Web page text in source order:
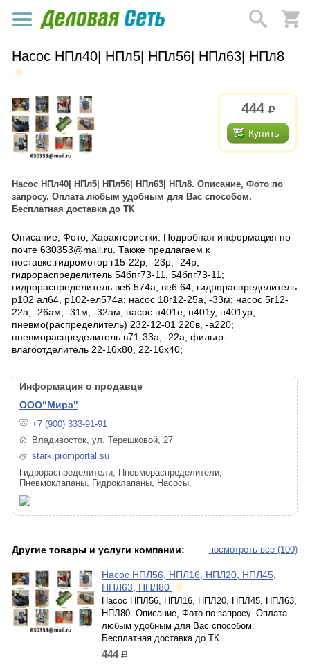
Насос НПл40| НПл5| НПл56| НПл63| НПл8
444 р.
Купить
Насос НПл40| НПл5| НПл56| НПл63| НПл8. Описание, Фото по
запросу. Оплата любым удобным для Вас способом.
Бесплатная доставка до ТК
Описание, Фото, Характеристки: Подробная информация по
почте 630353@mail.ru. Также предлагаем к
поставке:гидромотор г15-22р, -23р, -24р;
гидрораспределитель 54бпг73-11, 54бпг73-11;
гидрораспределитель ве6.574а, ве6.64; гидрораспределитель
р102 ал64, р102-ел574а; насос 18г12-25а, -33м; насос 5г12-
22а, -26ам, -31м, -32ам; насос н401е, н401у, н401ур;
пневмо(распределитель) 232-12-01 220в, -а220;
пневмораспределитель в71-33а, -22а; фильтр-
влагоотделитель 22-16х80, 22-16х40;
Информация о продавце
ООО"Мира"
+7 (900) 333-91-91
Владивосток, ул. Терешковой, 27
stark.promportal.su
Гидрораспределители, Пневмораспределители,
Пневмоклапаны, Гидроклапаны, Насосы,
посмотреть все (100)
Другие товары и услуги компании:
Насос НПЛ56, НПЛ16, НПЛ20, НПЛ45,
НПЛ63, НПЛ80
Насос НПЛ56, НПЛ16, НПЛ20, НПЛ45, НПЛ63,
НПЛ80. Описание, Фото по запросу. Оплата
любым удобным для Вас способом.
Бесплатная доставка до ТК
444р.